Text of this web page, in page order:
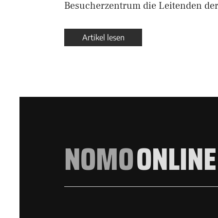
Besucherzentrum die Leitenden
Artikel lesen
NOMOONLINE